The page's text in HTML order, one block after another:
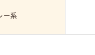
ー系